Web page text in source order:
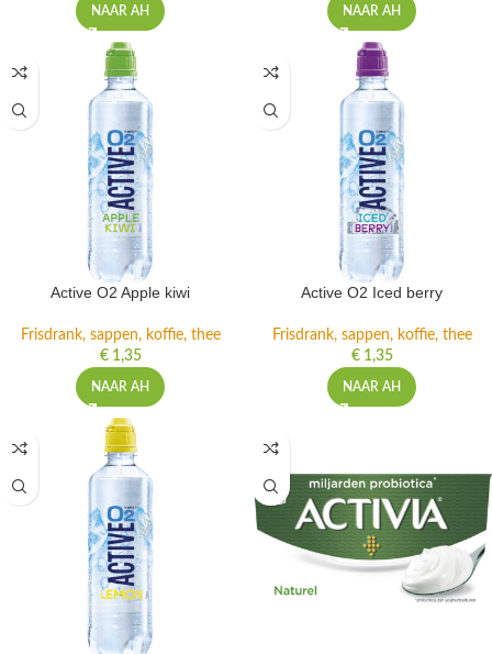
NAAR AH NAAR AH
Active O2 Apple kiwi
Frisdrank, sappen, koffie, thee
€1,35
NAAR AH
Active O2 Iced berry
Frisdrank, sappen, koffie, thee
€1,35
NAAR AH